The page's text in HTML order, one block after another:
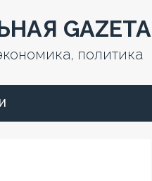
GAZЕТА
политика